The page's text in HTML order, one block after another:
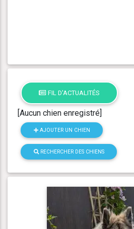
FIL D'ACTUALITÉS
[Aucun chien enregistré]
AJOUTER UN CHIEN
RECHERCHER DES CHIENS